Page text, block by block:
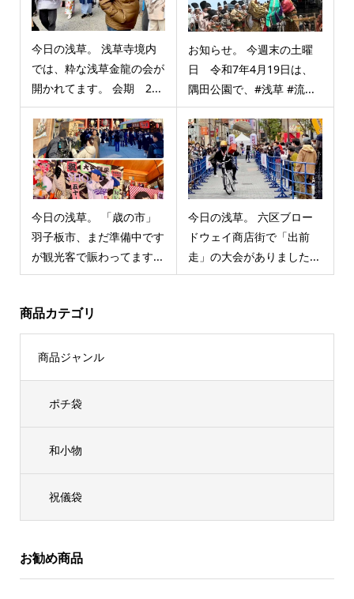
今日の浅草。 浅草寺境内
では、粋な浅草金龍の会が
開かれてます。 会期 2...
お知らせ。 今週末の土曜
日 令和7年4月19日は、
隅田公園で、#浅草 #流...
今日の浅草。 「歳の市」
羽子板市、まだ準備中です
が観光客で賑わってます...
今日の浅草。 六区ブロー
ドウェイ商店街で「出前
走」の大会がありました...
商品カテゴリ
商品ジャンル
ポチ袋
和小物
祝儀袋
お勧め商品